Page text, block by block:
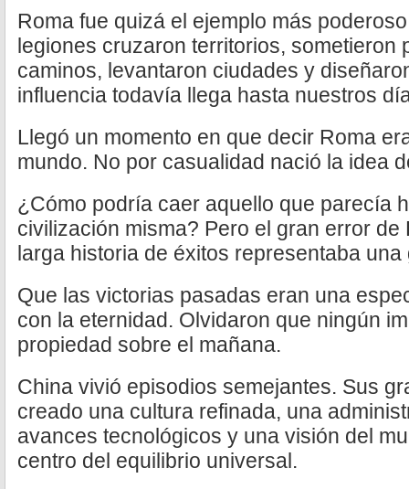
Roma fue quizá el ejemplo más
legiones cruzaron territorios, sometieron
caminos, levantaron ciudades y
influencia todavía llega hasta nuestros
Llegó un momento en que decir Roma
mundo. No por casualidad nació la idea
¿Cómo podría caer aquello que parecía
civilización misma? Pero el gran error
larga historia de éxitos representaba
Que las victorias pasadas eran una
con la eternidad. Olvidaron que ningún
propiedad sobre el mañana.
China vivió episodios semejantes. Sus
creado una cultura refinada, una
avances tecnológicos y una visión del
centro del equilibrio universal.